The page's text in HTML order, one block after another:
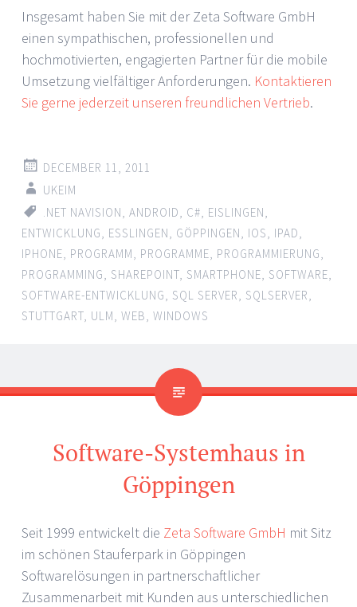
Insgesamt haben Sie mit der Zeta Software GmbH
einen sympathischen, professionellen und
hochmotivierten, engagierten Partner für die mobile
Umsetzung vielfältiger Anforderungen. Kontaktieren
Sie gerne jederzeit unseren freundlichen Vertrieb.
DECEMBER 11, 2011
UKEIM
.NET NAVISION ANDROID C# EISLINGEN
ENTWICKLUNG
ESSLINGEN GÖPPINGEN IOS IPAD
IPHONE PROGRAMM PROGRAMME PROGRAMMIERUNG
PROGRAMMING
SHAREPOINT SMARTPHONE SOFTWARE
SOFTWARE-ENTWICKLUNG
SQL SERVER SQLSERVER
STUTTGART ULM WEB WINDOWS
Software-Systemhaus in
Göppingen
Seit 1999 entwickelt die Zeta Software GmbH mit Sitz
im schönen Stauferpark in Göppingen
Softwarelösungen in partnerschaftlicher
Zusammenarbeit mit Kunden aus unterschiedlichen